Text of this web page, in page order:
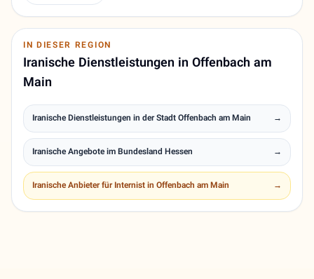
IN DIESER REGION
Iranische Dienstleistungen in Offenbach am
Main
Iranische Dienstleistungen in der Stadt Offenbach am Main →
Iranische Angebote im Bundesland Hessen →
Iranische Anbieter für Internist in Offenbach am Main →